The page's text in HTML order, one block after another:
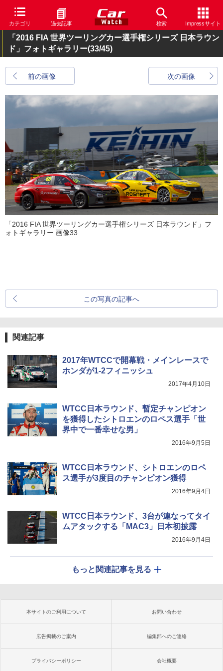
カテゴリ 過去記事 検索 Impressサイト
「2016 FIA 世界ツーリングカー選手権シリーズ 日本ラウン
ド」フォトギャラリー(33/45)
前の画像 次の画像
「2016 FIA 世界ツーリングカー選手権シリーズ 日本ラウンド」フ
ォトギャラリー 画像33
この写真の記事へ
関連記事
2017年WTCCで開幕戦・メインレースで
ホンダが1-2フィニッシュ
2017年4月10日
WTCC日本ラウンド、暫定チャンピオン
を獲得したシトロエンのロペス選手「世
界中で一番幸せな男」
2016年9月5日
WTCC日本ラウンド、シトロエンのロペ
ス選手が3度目のチャンピオン獲得
2016年9月4日
WTCC日本ラウンド、3台が連なってタイ
ムアタックする「MAC3」日本初披露
2016年9月4日
もっと関連記事を見る
本サイトのご利用について お問い合わせ
広告掲載のご案内 編集部へのご連絡
プライバシーポリシー 会社概要